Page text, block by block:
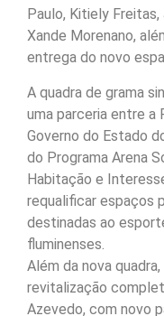
Paulo, Kitiely
Xande Morenano,
entrega do novo
A quadra de grama
uma parceria entre a
Governo do Estado
do Programa Arena
Habitação e
requalificar espaços
destinadas ao
fluminenses.
Além da nova
revitalização
Azevedo, com novo